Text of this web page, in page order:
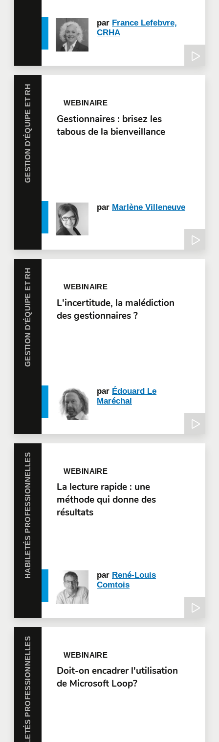
par France Lefebvre,
CRHA
GESTION D’ÉQUIPE ET RH WEBINAIRE
Gestionnaires : brisez les
tabous de la bienveillance
par Marlène Villeneuve
GESTION D’ÉQUIPE ET RH WEBINAIRE
L'incertitude, la malédiction
des gestionnaires ?
par Édouard Le
Maréchal
HABILETÉS PROFESSIONNELLES WEBINAIRE
La lecture rapide : une
méthode qui donne des
résultats
par René-Louis
Comtois
HABILETÉS PROFESSIONNELLES WEBINAIRE
Doit-on encadrer l'utilisation
de Microsoft Loop?